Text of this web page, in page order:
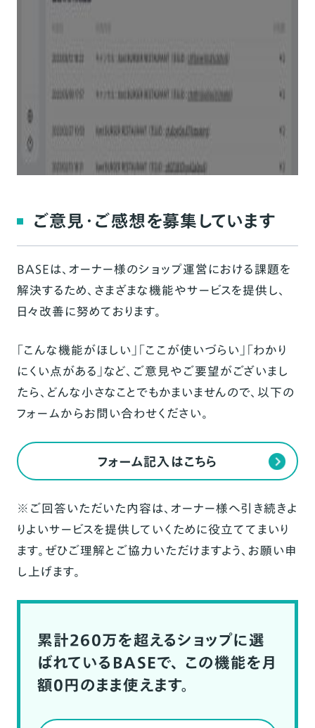
ご意見・ご感想を募集しています
BASEは、オーナー様のショップ運営における課題を
解決するため、さまざまな機能やサービスを提供し、
日々改善に努めております。
「こんな機能がほしい」「ここが使いづらい」「わかり
にくい点がある」など、ご意見やご要望がございまし
たら、どんな小さなことでもかまいませんので、以下の
フォームからお問い合わせください。
フォーム記入はこちら
※ご回答いただいた内容は、オーナー様へ引き続きよ
りよいサービスを提供していくために役立ててまいり
ます。ぜひご理解とご協力いただけますよう、お願い申
し上げます。
累計260万を超えるショップに選
ばれているBASEで、 この機能を月
額0円のまま使えます。